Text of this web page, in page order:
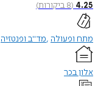
4.25
(
8ביקורות)
מתח ופעולה מד"ב ופנטזיה
אלון בכר